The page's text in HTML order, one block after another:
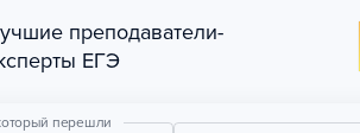
преподаватели-
ЕГЭ
перешли